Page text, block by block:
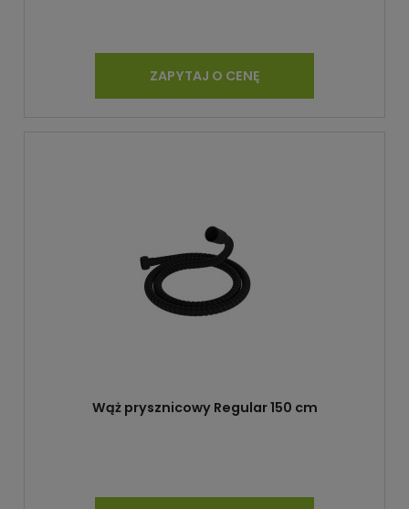
ZAPYTAJ O CENĘ
Wąż prysznicowy Regular 150 cm